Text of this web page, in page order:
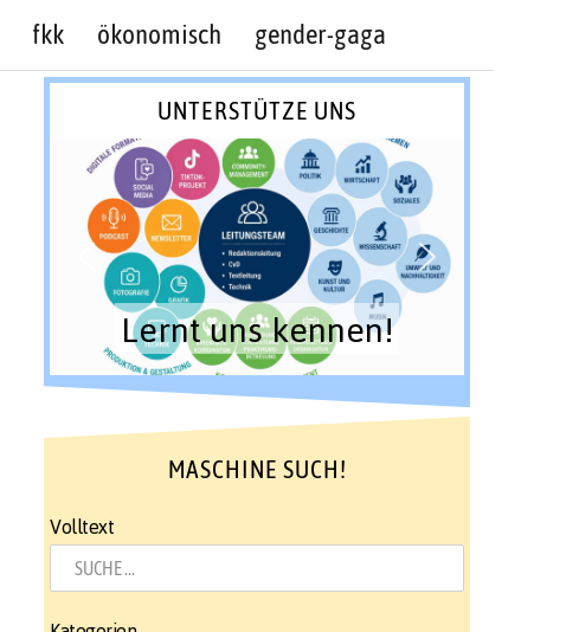
fkk ökonomisch gender-gaga
UNTERSTÜTZE UNS
Lernt uns kennen!
MASCHINE SUCH!
Volltext